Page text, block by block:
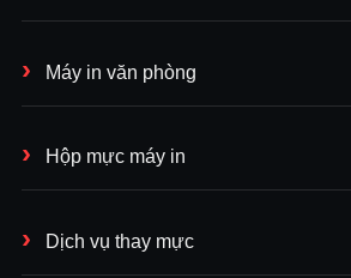
Máy in văn phòng
Hộp mực máy in
Dịch vụ thay mực